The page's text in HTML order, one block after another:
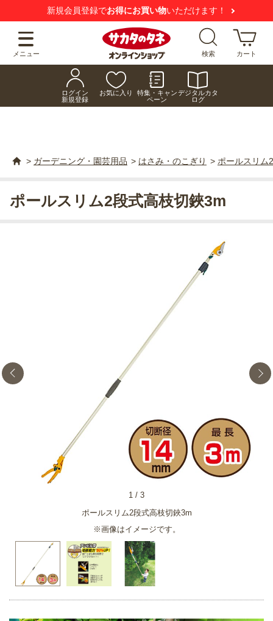
新規会員登録でお得にお買い物いただけます！
メニュー 検索 カート
ログイン
新規登録
お気に入り
特集・キャン
ペーン
デジタルカタ
ログ
> ガーデニング・園芸用品 > はさみ・のこぎり > ポールスリム
ポールスリム2段式高枝切鋏3m
※画像はイメージです。
1 / 3
ポールスリム2段式高枝切鋏3m